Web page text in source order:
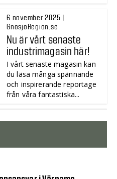
6 november 2025 |
GnosjoRegion.se
Nu är vårt senaste
industrimagasin här!
I vårt senaste magasin kan
du läsa många spännande
och inspirerande reportage
från våra fantastiska...